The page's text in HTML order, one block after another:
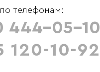
телефонам:
444-05-10
120-10-92